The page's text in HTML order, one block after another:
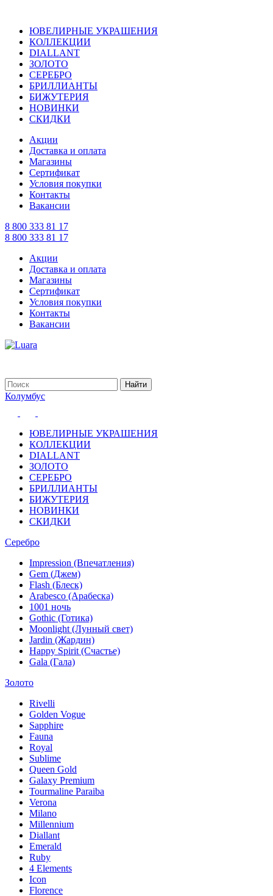
ЮВЕЛИРНЫЕ УКРАШЕНИЯ
КОЛЛЕКЦИИ
DIALLANT
ЗОЛОТО
СЕРЕБРО
БРИЛЛИАНТЫ
БИЖУТЕРИЯ
НОВИНКИ
СКИДКИ
Акции
Доставка и оплата
Магазины
Сертификат
Условия покупки
Контакты
Вакансии
8 800 333 81 17
8 800 333 81 17
Акции
Доставка и оплата
Магазины
Сертификат
Условия покупки
Контакты
Вакансии
Колумбус
ЮВЕЛИРНЫЕ УКРАШЕНИЯ
КОЛЛЕКЦИИ
DIALLANT
ЗОЛОТО
СЕРЕБРО
БРИЛЛИАНТЫ
БИЖУТЕРИЯ
НОВИНКИ
СКИДКИ
Серебро
Impression (Впечатления)
Gem (Джем)
Flash (Блеск)
Arabesco (Арабеска)
1001 ночь
Gothic (Готика)
Moonlight (Лунный свет)
Jardin (Жардин)
Happy Spirit (Счастье)
Gala (Гала)
Золото
Rivelli
Golden Vogue
Sapphire
Fauna
Royal
Sublime
Queen Gold
Galaxy Premium
Tourmaline Paraiba
Verona
Milano
Millennium
Diallant
Emerald
Ruby
4 Elements
Icon
Florence